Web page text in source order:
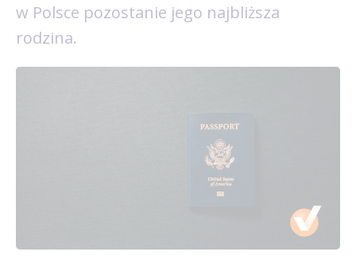
w Polsce pozostanie jego najbliższa
rodzina.